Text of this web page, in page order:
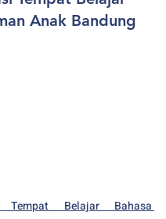
Anak Bandung
Tempat Belajar Bahasa